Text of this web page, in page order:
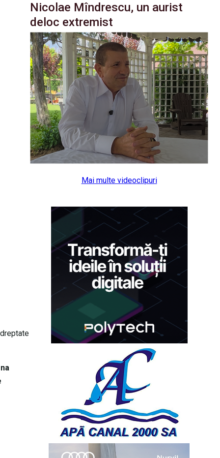
Nicolae Mîndrescu, un aurist
deloc extremist
Mai multe videoclipuri